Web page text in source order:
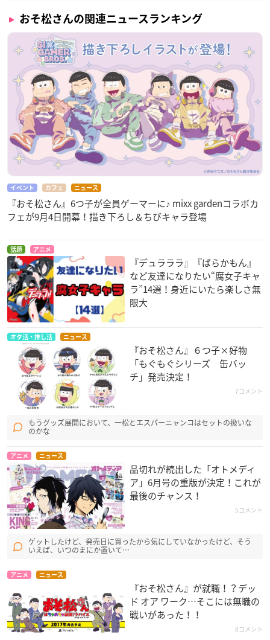
おそ松さんの関連ニュースランキング
イベント カフェ ニュース
『おそ松さん』6つ子が全員ゲーマーに♪ mixx gardenコラボカ
フェが9月4日開幕！描き下ろし＆ちびキャラ登場
話題 アニメ
『デュラララ』『ばらかもん』
など友達になりたい“腐女子キャ
ラ”14選！身近にいたら楽しさ無
限大
オタ活・推し活 ニュース
『おそ松さん』６つ子×好物
「もぐもぐシリーズ 缶バッ
チ」発売決定！
7コメント
もうグッズ展開において、一松とエスパーニャンコはセットの扱いな
のかな
アニメ ニュース
品切れが続出した「オトメディ
ア」6月号の重版が決定！これが
最後のチャンス！
5コメント
ゲットしたけど、発売日に買ったから気にしていなかったけど、そう
いえば、いつのまにか置いて…
アニメ ニュース
『おそ松さん』が就職！？デッ
ド オア ワーク…そこには無職の
戦いがあった！！
8コメント